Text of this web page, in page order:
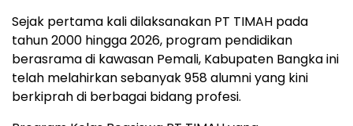
Sejak pertama kali dilaksanakan PT TIMAH pada
tahun 2000 hingga 2026, program pendidikan
berasrama di kawasan Pemali, Kabupaten Bangka ini
telah melahirkan sebanyak 958 alumni yang kini
berkiprah di berbagai bidang profesi.